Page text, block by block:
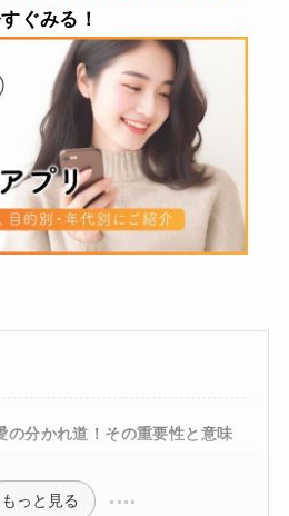
ぐみる！
の分かれ道！その重要性と意味
もっと見る